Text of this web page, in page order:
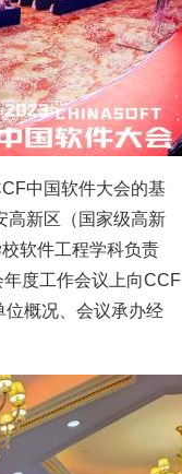
中国软件大会的基
高新区（国家级高新
软件工程学科负责
度工作会议上向CCF
概况、会议承办经